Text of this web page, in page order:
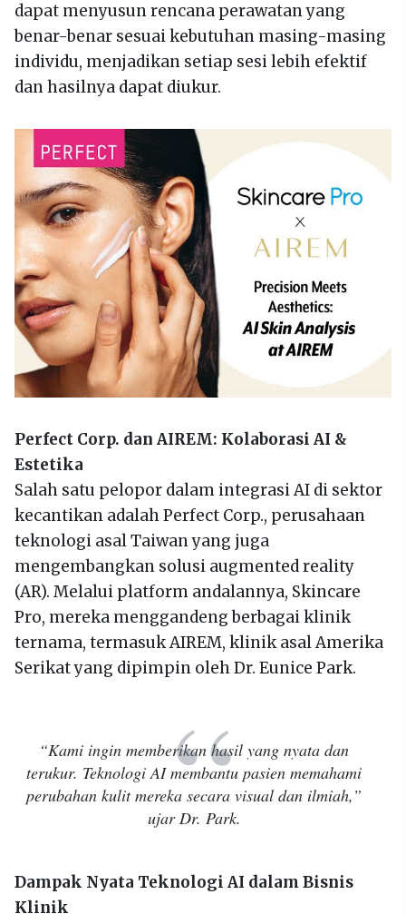
dapat menyusun rencana perawatan yang
benar-benar sesuai kebutuhan masing-masing
individu, menjadikan setiap sesi lebih efektif
dan hasilnya dapat diukur.
Perfect Corp. dan AIREM: Kolaborasi AI &
Estetika
Salah satu pelopor dalam integrasi AI di sektor
kecantikan adalah Perfect Corp., perusahaan
teknologi asal Taiwan yang juga
mengembangkan solusi augmented reality
(AR). Melalui platform andalannya, Skincare
Pro, mereka menggandeng berbagai klinik
ternama, termasuk AIREM, klinik asal Amerika
Serikat yang dipimpin oleh Dr. Eunice Park.
“Kami ingin memberikan hasil yang nyata dan
terukur. Teknologi AI membantu pasien memahami
perubahan kulit mereka secara visual dan ilmiah,”
ujar Dr. Park.
Dampak Nyata Teknologi AI dalam Bisnis
Klinik